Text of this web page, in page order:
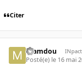
Citer
mamdou
Posté(e) le 16 mai